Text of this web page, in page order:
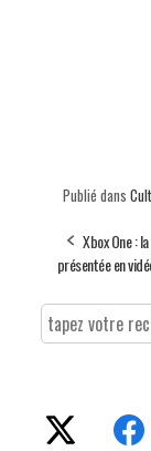
Publié dans
Xbox One :
présentée en